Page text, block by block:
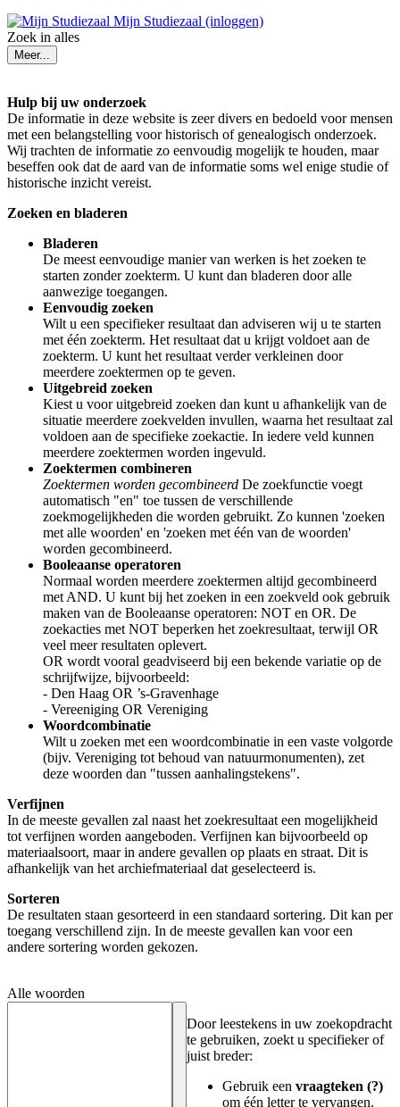
Mijn Studiezaal (inloggen)
Zoek in alles
Meer...
Hulp bij uw onderzoek
De informatie in deze website is zeer divers en bedoeld voor mensen
met een belangstelling voor historisch of genealogisch onderzoek.
Wij trachten de informatie zo eenvoudig mogelijk te houden, maar
beseffen ook dat de aard van de informatie soms wel enige studie of
historische inzicht vereist.
Zoeken en bladeren
Bladeren
De meest eenvoudige manier van werken is het zoeken te
starten zonder zoekterm. U kunt dan bladeren door alle
aanwezige toegangen.
Eenvoudig zoeken
Wilt u een specifieker resultaat dan adviseren wij u te starten
met één zoekterm. Het resultaat dat u krijgt voldoet aan de
zoekterm. U kunt het resultaat verder verkleinen door
meerdere zoektermen op te geven.
Uitgebreid zoeken
Kiest u voor uitgebreid zoeken dan kunt u afhankelijk van de
situatie meerdere zoekvelden invullen, waarna het resultaat zal
voldoen aan de specifieke zoekactie. In iedere veld kunnen
meerdere zoektermen worden ingevuld.
Zoektermen combineren
Zoektermen worden gecombineerd De zoekfunctie voegt
automatisch "en" toe tussen de verschillende
zoekmogelijkheden die worden gebruikt. Zo kunnen 'zoeken
met alle woorden' en 'zoeken met één van de woorden'
worden gecombineerd.
Booleaanse operatoren
Normaal worden meerdere zoektermen altijd gecombineerd
met AND. U kunt bij het zoeken in een zoekveld ook gebruik
maken van de Booleaanse operatoren: NOT en OR. De
zoekacties met NOT beperken het zoekresultaat, terwijl OR
veel meer resultaten oplevert.
OR wordt vooral geadviseerd bij een bekende variatie op de
schrijfwijze, bijvoorbeeld:
- Den Haag OR ’s-Gravenhage
- Vereeniging OR Vereniging
Woordcombinatie
Wilt u zoeken met een woordcombinatie in een vaste volgorde
(bijv. Vereniging tot behoud van natuurmonumenten), zet
deze woorden dan "tussen aanhalingstekens".
Verfijnen
In de meeste gevallen zal naast het zoekresultaat een mogelijkheid
tot verfijnen worden aangeboden. Verfijnen kan bijvoorbeeld op
materiaalsoort, maar in andere gevallen op plaats en straat. Dit is
afhankelijk van het archiefmateriaal dat geselecteerd is.
Sorteren
De resultaten staan gesorteerd in een standaard sortering. Dit kan per
toegang verschillend zijn. In de meeste gevallen kan voor een
andere sortering worden gekozen.
Alle woorden
Door leestekens in uw zoekopdracht
te gebruiken, zoekt u specifieker of
juist breder:
Gebruik een vraagteken (?)
om één letter te vervangen.